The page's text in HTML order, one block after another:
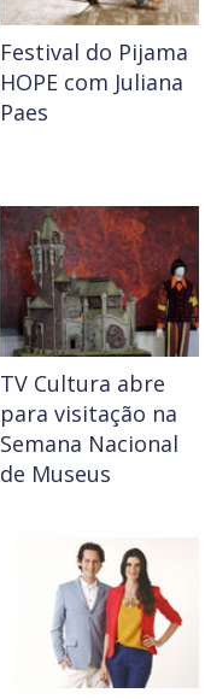
Festival do Pijama
HOPE com Juliana
Paes
TV Cultura abre
para visitação na
Semana Nacional
de Museus